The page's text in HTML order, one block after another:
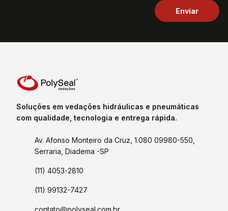
Soluções em vedações hidráulicas e pneumáticas
com qualidade, tecnologia e entrega rápida.
Av. Afonso Monteiro da Cruz, 1.080 09980-550,
Serraria, Diadema -SP
(11) 4053-2810
(11) 99132-7427
contato@polyseal.com.br